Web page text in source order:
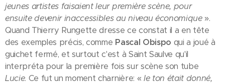
jeunes artistes faisaient leur première scène, pour
ensuite devenir inaccessibles au niveau économique».
Quand Thierry Rungette dresse ce constat il a en tête
des exemples précis, comme Pascal Obispo qui a joué à
guichet fermé, et surtout c'est à Saint Saulve qu'il
interpréta pour la première fois sur scène son tube
Lucie. Ce fut un moment charnière: « le ton était donné,